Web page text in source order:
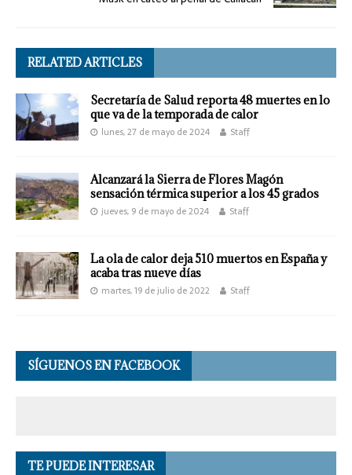
RELATED ARTICLES
Secretaría de Salud reporta 48 muertes en lo
que va de la temporada de calor
lunes, 27 de mayo de 2024 Staff
Alcanzará la Sierra de Flores Magón
sensación térmica superior a los 45 grados
jueves, 9 de mayo de 2024 Staff
La ola de calor deja 510 muertos en España y
acaba tras nueve días
martes, 19 de julio de 2022 Staff
SÍGUENOS EN FACEBOOK
TE PUEDE INTERESAR